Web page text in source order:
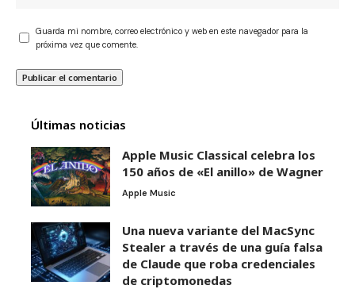
Guarda mi nombre, correo electrónico y web en este navegador para la
próxima vez que comente.
Últimas noticias
Apple Music Classical celebra los
150 años de «El anillo» de Wagner
Apple Music
Una nueva variante del MacSync
Stealer a través de una guía falsa
de Claude que roba credenciales
de criptomonedas